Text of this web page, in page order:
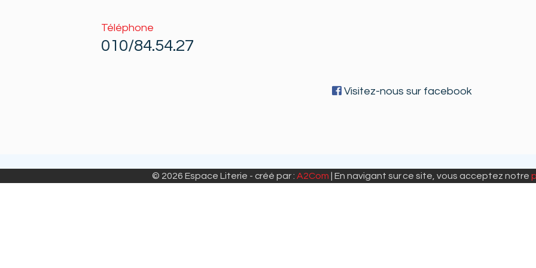
Téléphone
010/84.54.27
Visitez-nous sur facebook
© 2026 Espace Literie - créé par :A2Com | En navigant sur ce site, vous acceptez notre